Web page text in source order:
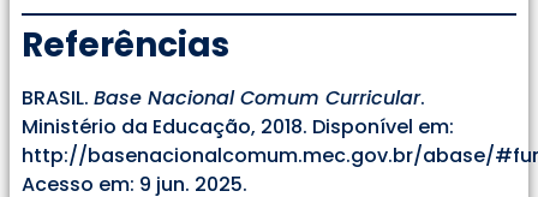
Referências
BRASIL. Base Nacional Comum Curricular.
Ministério da Educação, 2018. Disponível em:
http://basenacionalcomum.mec.gov.br/abase/
Acesso em: 9 jun. 2025.